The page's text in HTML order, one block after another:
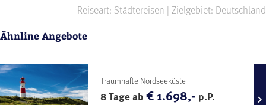
Reiseart: Städtereisen | Zielgebiet: Deutschland
Ähnline Angebote
Traumhafte Nordseeküste
8 Tage ab€ 1.698,- p.P.